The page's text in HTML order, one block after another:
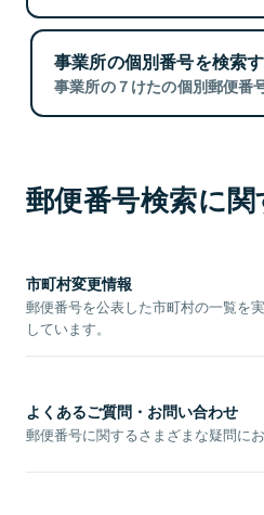
事業所の個別番号を検索
事業所の７けたの個別郵便番
郵便番号検索に
市町村変更情報
郵便番号を公表した市町村の一覧を
しています。
よくあるご質問・お問い合わせ
郵便番号に関するさまざまな疑問にお